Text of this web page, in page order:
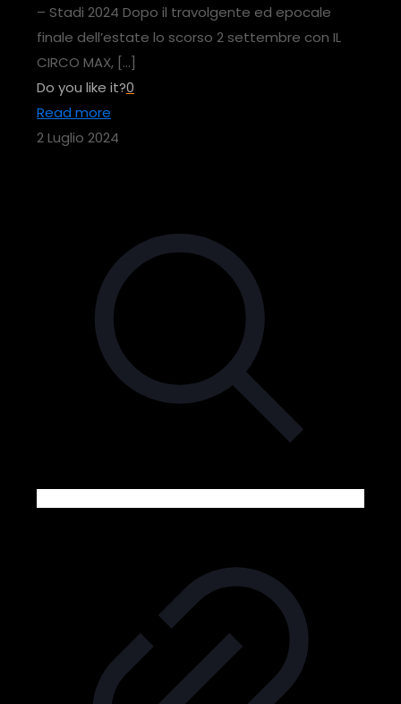
– Stadi 2024 Dopo il travolgente ed epocale
finale dell’estate lo scorso 2 settembre con IL
CIRCO MAX, […]
Do you like it?0
Read more
2 Luglio 2024